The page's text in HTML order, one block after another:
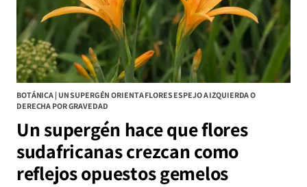
BOTÁNICA | UN SUPERGÉN ORIENTA FLORES ESPEJO A IZQUIERDA O
DERECHA POR GRAVEDAD
Un supergén hace que flores
sudafricanas crezcan como
reflejos opuestos gemelos